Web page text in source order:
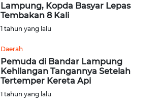
Lampung, Kopda Basyar Lepas
Tembakan 8 Kali
1 tahun yang lalu
Daerah
Pemuda di Bandar Lampung
Kehilangan Tangannya Setelah
Tertemper Kereta Api
1 tahun yang lalu